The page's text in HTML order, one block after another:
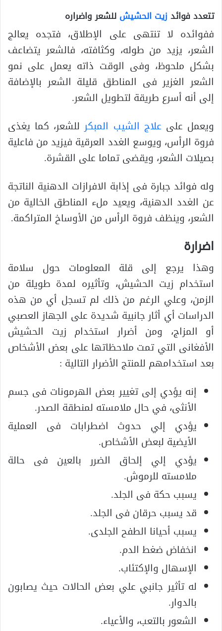
تتعددفوائد زيت الحشيش للشعر واضراره
ففوائده لا تنتهى على الإطلاق، فتجده يعالج
الشعر، يزيد من طوله، وكثافته، فالشعر يتضاعف
بشكل ملحوظ، وفى الوقت ذاته يعمل على نمو
الشعر الغزير فى المناطق قليلة الشعر بالإضافة
إلى أنه أسرع طريقة لتطويل الشعر.
ويعمل على علاج الشيب المبكرللشعر، كما يغذى
فروة الرأس، ويوسع الغدد العرقية فيزيد من فاعلية
بصيلات الشعر، ويقضى تماما على القشرة.
وله فوائد جبارة فى إذابة الافرازات الدهنية الناتجة
عن الغدد الدهنية، ويعيد ملء المناطق الخالية من
الشعر، وينظف فروة الرأس من الأوساخ المتراكمة.
اضرارة
وهذا يرجع إلى قلة المعلومات حول سلامة
استخدام زيت الحشيش، وتأثيره لمدة طويلة من
الزمن، وعلي الرغم من ذلك لم تسجل أي من هذه
الدراسات أي أثار جانبية شديدة على الجهاز العصبي
أو المزاج، ومن أضرار استخدام زيت الحشيش
الأفغانى التي تمت ملاحظاتها على بعض الأشخاص
بعد استخدامهم للمنتج الأضرار التالية :
إنه يؤدي إلى تغيير بعض الهرمونات فى جسم
الأنثى، في حال ملامسته لمنطقة الصدر.
يؤدي إلي حدوث اضطرابات فى العملية
الأيضية لبعض الأشخاص.
يؤدي إلي إلحاق الضرر بالعين فى حالة
ملامسته للرموش.
يسبب حكة فى الجلد.
قد يسبب حرقان فى الجلد.
يسبب أحيانا الطفح الجلدى.
انخفاض ضغط الدم.
الإسهال والإكتئاب.
له تأثير جانبي علي بعض الحالات حيث يصابون
بالدوار.
الشعور بالتعب، والأعياء.